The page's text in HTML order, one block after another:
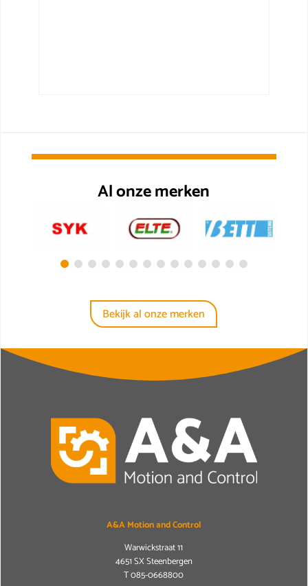
Al onze merken
Bekijk al onze merken
A&A Motion and Control
Warwickstraat 11
4651 SX Steenbergen
T085-0668800